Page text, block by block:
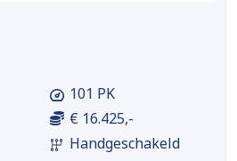
101 PK
€ 16.425,-
Handgeschakeld